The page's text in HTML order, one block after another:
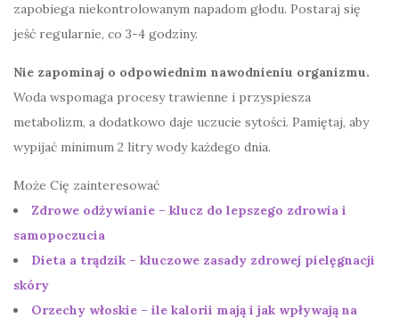
zapobiega niekontrolowanym napadom głodu. Postaraj się
jeść regularnie, co 3-4 godziny.
Nie zapominaj o odpowiednim nawodnieniu organizmu.
Woda wspomaga procesy trawienne i przyspiesza
metabolizm, a dodatkowo daje uczucie sytości. Pamiętaj, aby
wypijać minimum 2 litry wody każdego dnia.
Może Cię zainteresować
Zdrowe odżywianie – klucz do lepszego zdrowia i
samopoczucia
Dieta a trądzik – kluczowe zasady zdrowej pielęgnacji
skóry
Orzechy włoskie – ile kalorii mają i jak wpływają na